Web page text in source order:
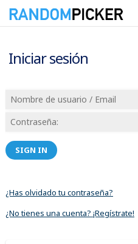
Iniciar sesión
SIGN IN
¿Has olvidado tu contraseña?
¿No tienes una cuenta? ¡Regístrate!